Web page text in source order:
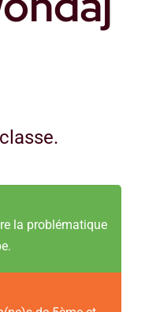
la problématique